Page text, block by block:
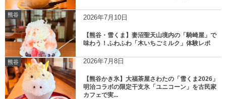
熊谷 2026年7月10日
【熊谷・雪くま】妻沼聖天山境内の「騎崎屋」で
味わう！ふわふわ「木いちごミルク」体験レポ
熊谷 2026年7月8日
【熊谷かき氷】大福茶屋さわたの「雪くま2026」
明治コラボの限定干支氷「ユニコーン」を古民家
カフェで実...